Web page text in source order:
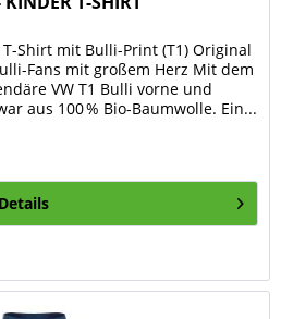
Shirt mit Bulli-Print (T1) Original
Fans mit großem Herz Mit dem
VW T1 Bulli vorne und
aus 100 % Bio-Baumwolle. Ein...
Details